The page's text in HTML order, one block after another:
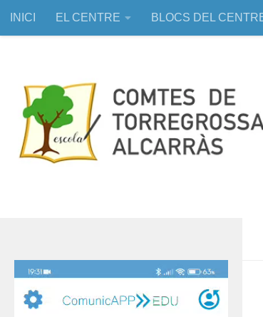
Skip to content
INICI EL CENTRE BLOCS DEL
Reproductor
vídeo